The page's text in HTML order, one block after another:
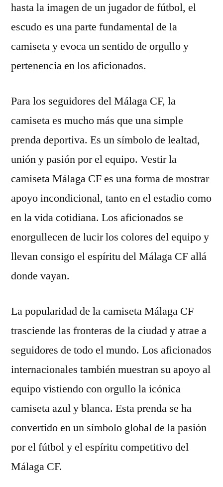
hasta la imagen de un jugador de fútbol, el
escudo es una parte fundamental de la
camiseta y evoca un sentido de orgullo y
pertenencia en los aficionados.
Para los seguidores del Málaga CF, la
camiseta es mucho más que una simple
prenda deportiva. Es un símbolo de lealtad,
unión y pasión por el equipo. Vestir la
camiseta Málaga CF es una forma de mostrar
apoyo incondicional, tanto en el estadio como
en la vida cotidiana. Los aficionados se
enorgullecen de lucir los colores del equipo y
llevan consigo el espíritu del Málaga CF allá
donde vayan.
La popularidad de la camiseta Málaga CF
trasciende las fronteras de la ciudad y atrae a
seguidores de todo el mundo. Los aficionados
internacionales también muestran su apoyo al
equipo vistiendo con orgullo la icónica
camiseta azul y blanca. Esta prenda se ha
convertido en un símbolo global de la pasión
por el fútbol y el espíritu competitivo del
Málaga CF.